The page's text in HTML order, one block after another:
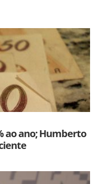
ao ano; Humberto